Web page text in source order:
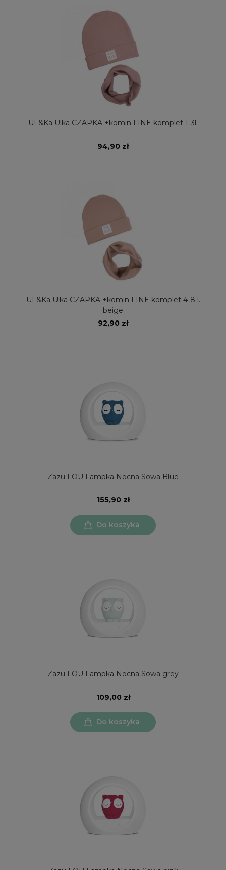
UL&Ka Ulka CZAPKA +komin LINE komplet 1-3l.
94,90 zł
UL&Ka Ulka CZAPKA +komin LINE komplet 4-8 l.
beige
92,90 zł
Zazu LOU Lampka Nocna Sowa Blue
155,90 zł
Do koszyka
Zazu LOU Lampka Nocna Sowa grey
109,00 zł
Do koszyka